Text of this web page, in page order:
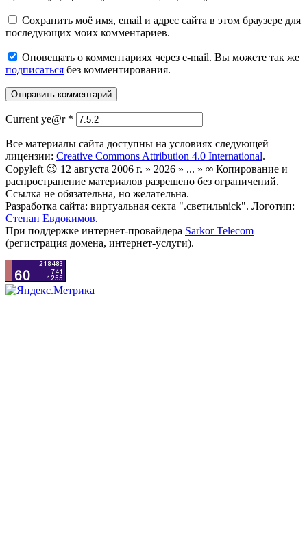
Сохранить моё имя, email и адрес сайта в этом браузере для
последующих моих комментариев.
Оповещать о комментариях через e-mail. Вы можете так же
подписаться без комментирования.
Current ye@r *
Все материалы сайта доступны на условиях следующей
лицензии: Creative Commons Attribution 4.0 International.
Copyleft 😉 12 августа 2006 г. » 2026 » ... » ∞ Копирование и
распространение материалов разрешено без ограничений.
Ссылка не обязательна, но желательна.
Разработка сайта: виртуальная секта ".светильnick". Логотип:
Степан Евдокимов.
При поддержке интернет-провайдера Sarkor Telecom
(регистрация домена, интернет-услуги).